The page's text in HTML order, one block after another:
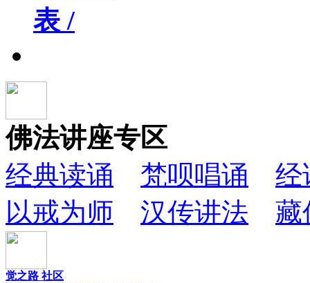
表 /
佛法讲座专区
经典读诵
梵呗唱诵
经
以戒为师
汉传讲法 藏
觉之路 社区